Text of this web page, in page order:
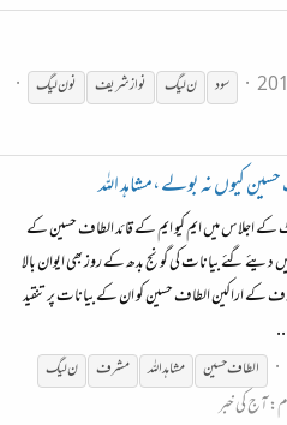
سود نلیگ نواز شریف نونلیگ
کیوں نہ بولے ،مشاہد اللہ
اجلاس میں ایم کیو ایم کے قائد الطاف حسین کے
گئے بیانات کی گونج بدھ کے روز بھی ایوان بالا
کے اراکین الطاف حسین کو ان کے بیانات پر تنقید
الطاف حسین مشاہد اللہ مشرف نلیگ
آج کی خبر